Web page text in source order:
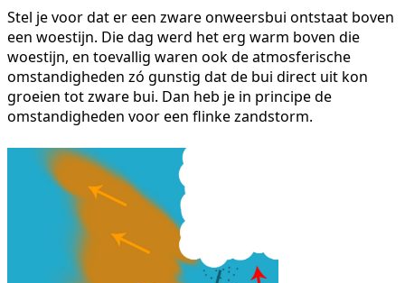
Stel je voor dat er een zware onweersbui ontstaat boven
een woestijn. Die dag werd het erg warm boven die
woestijn, en toevallig waren ook de atmosferische
omstandigheden zó gunstig dat de bui direct uit kon
groeien tot zware bui. Dan heb je in principe de
omstandigheden voor een flinke zandstorm.